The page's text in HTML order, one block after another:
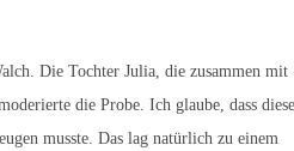
Die Tochter Julia, die zusammen mit
die Probe. Ich glaube, dass diese
musste. Das lag natürlich zu einem